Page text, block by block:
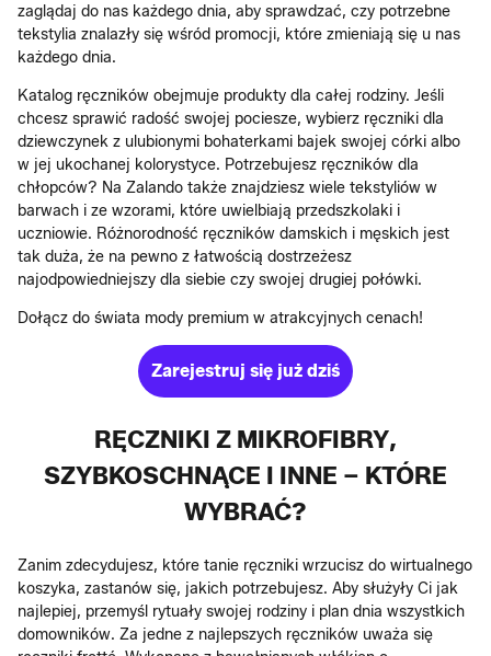
zaglądaj do nas każdego dnia, aby sprawdzać, czy potrzebne
tekstylia znalazły się wśród promocji, które zmieniają się u nas
każdego dnia.
Katalog ręczników obejmuje produkty dla całej rodziny. Jeśli
chcesz sprawić radość swojej pociesze, wybierz ręczniki dla
dziewczynek z ulubionymi bohaterkami bajek swojej córki albo
w jej ukochanej kolorystyce. Potrzebujesz ręczników dla
chłopców? Na Zalando także znajdziesz wiele tekstyliów w
barwach i ze wzorami, które uwielbiają przedszkolaki i
uczniowie. Różnorodność ręczników damskich i męskich jest
tak duża, że na pewno z łatwością dostrzeżesz
najodpowiedniejszy dla siebie czy swojej drugiej połówki.
Dołącz do świata mody premium w atrakcyjnych cenach!
Zarejestruj się już dziś
RĘCZNIKI Z MIKROFIBRY,
SZYBKOSCHNĄCE I INNE – KTÓRE
WYBRAĆ?
Zanim zdecydujesz, które tanie ręczniki wrzucisz do wirtualnego
koszyka, zastanów się, jakich potrzebujesz. Aby służyły Ci jak
najlepiej, przemyśl rytuały swojej rodziny i plan dnia wszystkich
domowników. Za jedne z najlepszych ręczników uważa się